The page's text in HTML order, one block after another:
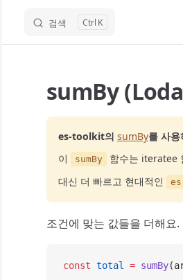
검색 K
sumBy
es-toolkit의 sumBy를 사
이
sumBy
함수는 iteratee
대신 더 빠르고 현대적인
조건에 맞는 값들을 더해요.
const total = sumBy